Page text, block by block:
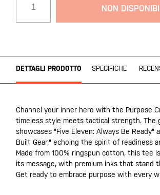
NON
DETTAGLI PRODOTTO SPECIFICHE
Channel your inner hero with the Purpose
timeless style meets tactical strength. The
showcases "Five Eleven: Always Be Ready"
Built Gear," echoing the spirit of readiness
Made from 100% ringspun cotton, this tee
its message, with premium inks that stand
Get ready to embrace purpose with every